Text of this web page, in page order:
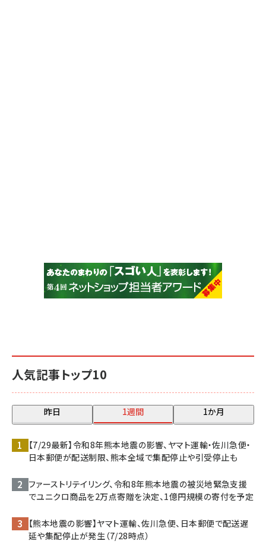
人気記事トップ10
昨日 1週間 1か月
【7/29最新】令和8年熊本地震の影響、ヤマト運輸・佐川急便・
日本郵便が配送制限、熊本全域で集配停止や引受停止も
ファーストリテイリング、令和8年熊本地震の被災地緊急支援
でユニクロ商品を2万点寄贈を決定、1億円規模の寄付を予定
【熊本地震の影響】ヤマト運輸、佐川急便、日本郵便で配送遅
延や集配停止が発生（7/28時点）